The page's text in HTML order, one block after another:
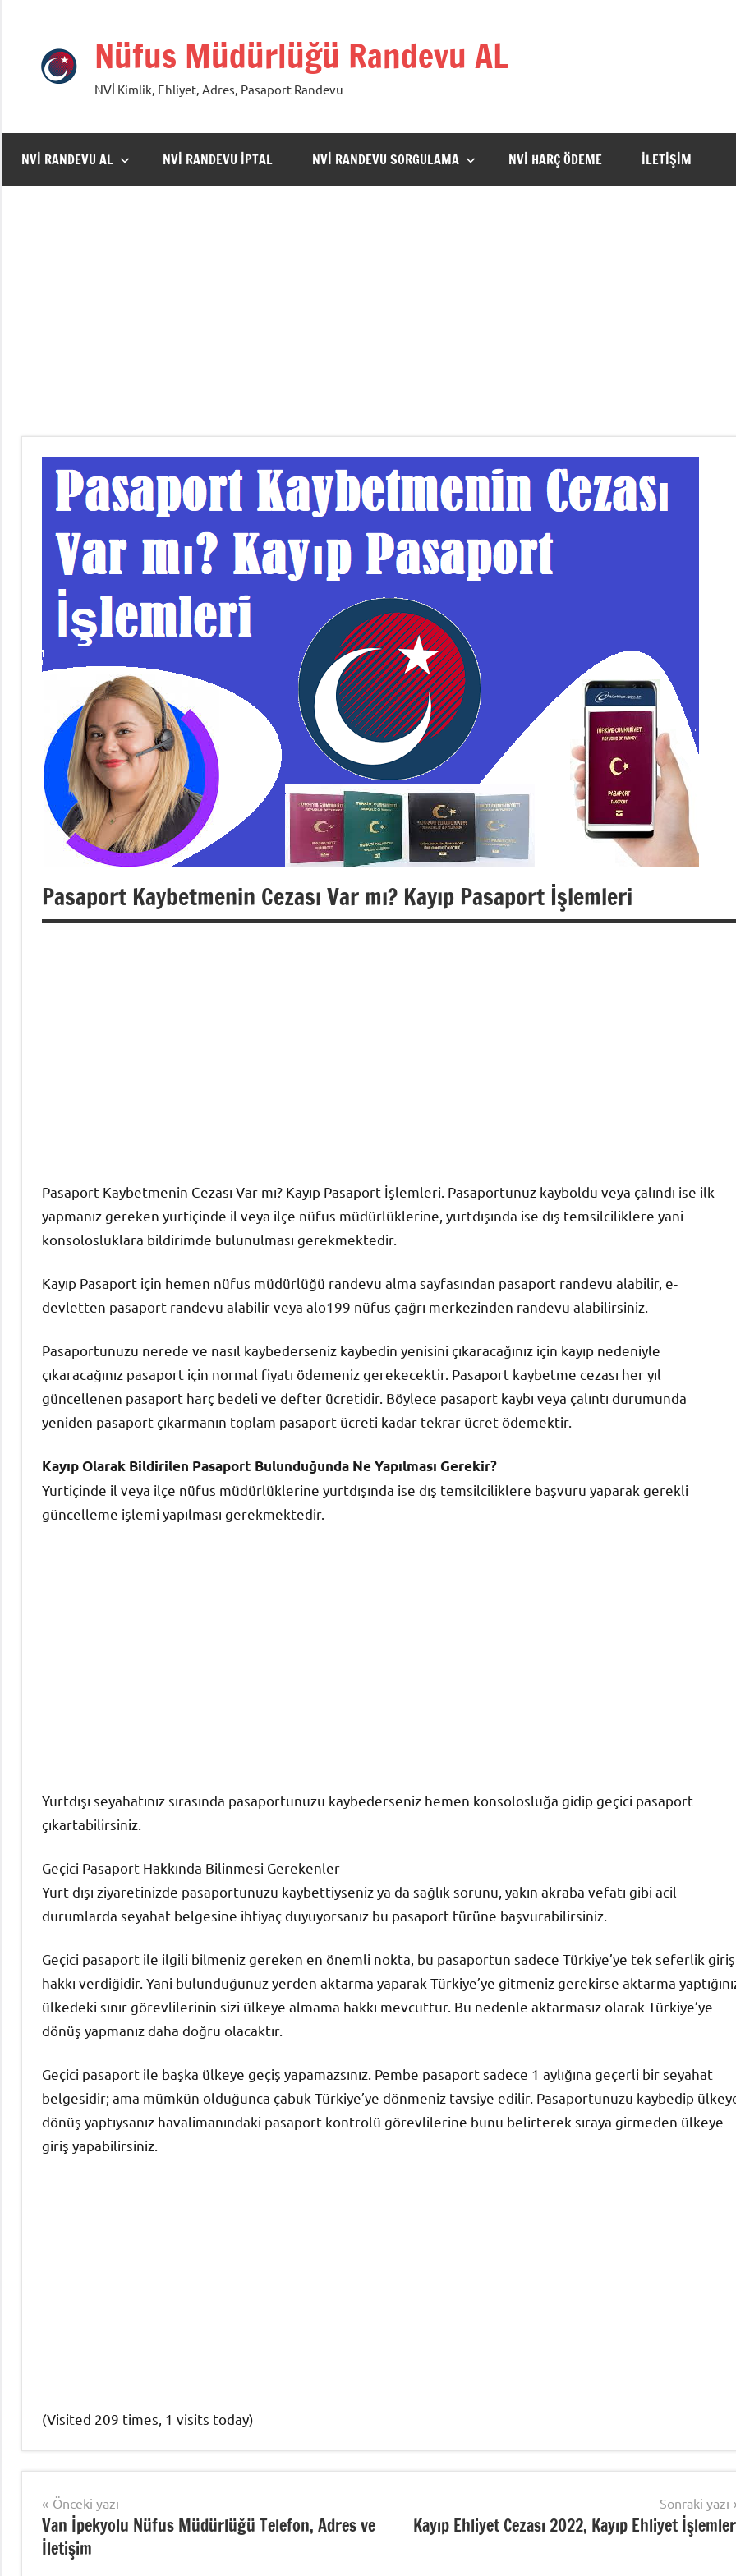
Nüfus Müdürlüğü Randevu AL
NVİ Kimlik, Ehliyet, Adres, Pasaport Randevu
NVİ RANDEVU AL NVİ RANDEVU İPTAL NVİ RANDEVU SORGULAMA NVİ HARÇ ÖDEME İLETİŞİM
Pasaport Kaybetmenin Cezası Var mı? Kayıp Pasaport İşlemleri
Pasaport Kaybetmenin Cezası Var mı? Kayıp Pasaport İşlemleri. Pasaportunuz kayboldu veya çalındı ise ilk
yapmanız gereken yurtiçinde il veya ilçe nüfus müdürlüklerine, yurtdışında ise dış temsilciliklere yani
konsolosluklara bildirimde bulunulması gerekmektedir.
Kayıp Pasaport için hemen nüfus müdürlüğü randevu alma sayfasından pasaport randevu alabilir, e-
devletten pasaport randevu alabilir veya alo199 nüfus çağrı merkezinden randevu alabilirsiniz.
Pasaportunuzu nerede ve nasıl kaybederseniz kaybedin yenisini çıkaracağınız için kayıp nedeniyle
çıkaracağınız pasaport için normal fiyatı ödemeniz gerekecektir. Pasaport kaybetme cezası her yıl
güncellenen pasaport harç bedeli ve defter ücretidir. Böylece pasaport kaybı veya çalıntı durumunda
yeniden pasaport çıkarmanın toplam pasaport ücreti kadar tekrar ücret ödemektir.
Kayıp Olarak Bildirilen Pasaport Bulunduğunda Ne Yapılması Gerekir?
Yurtiçinde il veya ilçe nüfus müdürlüklerine yurtdışında ise dış temsilciliklere başvuru yaparak gerekli
güncelleme işlemi yapılması gerekmektedir.
Yurtdışı seyahatınız sırasında pasaportunuzu kaybederseniz hemen konsolosluğa gidip geçici pasaport
çıkartabilirsiniz.
Geçici Pasaport Hakkında Bilinmesi Gerekenler
Yurt dışı ziyaretinizde pasaportunuzu kaybettiyseniz ya da sağlık sorunu, yakın akraba vefatı gibi acil
durumlarda seyahat belgesine ihtiyaç duyuyorsanız bu pasaport türüne başvurabilirsiniz.
Geçici pasaport ile ilgili bilmeniz gereken en önemli nokta, bu pasaportun sadece Türkiye’ye tek seferlik giriş
hakkı verdiğidir. Yani bulunduğunuz yerden aktarma yaparak Türkiye’ye gitmeniz gerekirse aktarma
ülkedeki sınır görevlilerinin sizi ülkeye almama hakkı mevcuttur. Bu nedenle aktarmasız olarak Türkiye’ye
dönüş yapmanız daha doğru olacaktır.
Geçici pasaport ile başka ülkeye geçiş yapamazsınız. Pembe pasaport sadece 1 aylığına geçerli bir seyahat
belgesidir; ama mümkün olduğunca çabuk Türkiye’ye dönmeniz tavsiye edilir. Pasaportunuzu kaybedip
dönüş yaptıysanız havalimanındaki pasaport kontrolü görevlilerine bunu belirterek sıraya girmeden ülkeye
giriş yapabilirsiniz.
(Visited 209 times, 1 visits today)
Yazı
gezinmesi
Önceki yazı
Van İpekyolu Nüfus Müdürlüğü Telefon, Adres ve
İletişim
Sonraki yazı
Kayıp Ehliyet Cezası 2022, Kayıp Ehliyet